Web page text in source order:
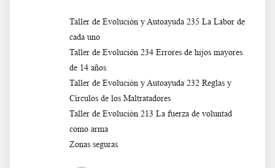
Taller de Evolución y Autoayuda 235 La Labor de
cada uno
Taller de Evolución 234 Errores de hijos mayores
de 14 años
Taller de Evolución y Autoayuda 232 Reglas y
Círculos de los Maltratadores
Taller de Evoluciòn 213 La fuerza de voluntad
como arma
Zonas seguras